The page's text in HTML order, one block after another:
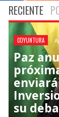
RECIENTE
COYUNTURA
Paz
su